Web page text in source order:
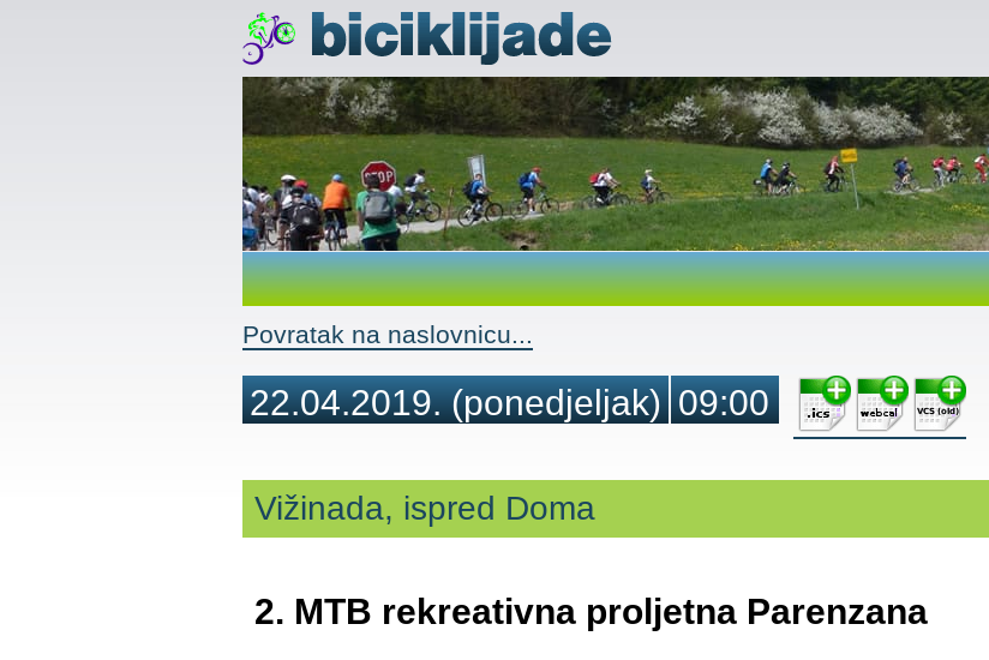
Povratak na naslovnicu...
22.04.2019.(ponedjeljak) 09:00
Vižinada, ispred Doma
2. MTB rekreativna proljetna Parenzana